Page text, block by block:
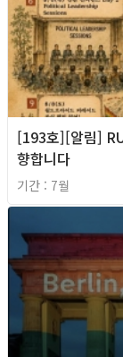
[193호][알림]
향합니다
기간 : 7월